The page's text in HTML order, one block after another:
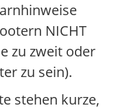
NICHT
zu zweit oder
zu sein).
stehen kurze,